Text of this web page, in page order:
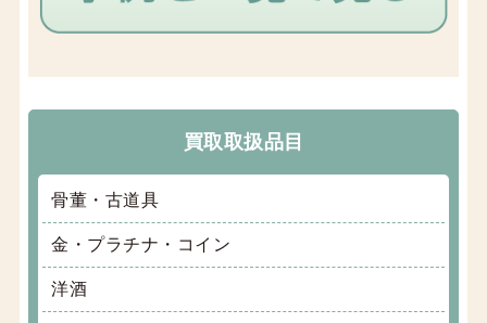
買取取扱品目
骨董・古道具
金・プラチナ・コイン
洋酒